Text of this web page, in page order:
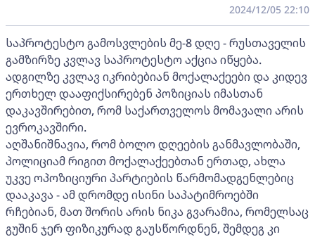
2024/12/05 22:10
საპროტესტო გამოსვლების მე-8 დღე - რუსთაველის
გამზირზე კვლავ საპროტესტო აქცია იწყება.
ადგილზე კვლავ იკრიბებიან მოქალაქეები და კიდევ
ერთხელ დააფიქსირებენ პოზიციას იმასთან
დაკავშირებით, რომ საქართველოს მომავალი არის
ევროკავშირი.
აღშანიშნავია, რომ ბოლო დღეების განმავლობაში,
პოლიციამ რიგით მოქალაქეებთან ერთად, ახლა
უკვე ოპოზიციური პარტიების წარმომადგენლებიც
დააკავა - ამ დრომდე ისინი საპატიმროებში
რჩებიან, მათ შორის არის ნიკა გვარამია, რომელსაც
გუშინ ჯერ ფიზიკურად გაუსწორდნენ, შემდეგ კი